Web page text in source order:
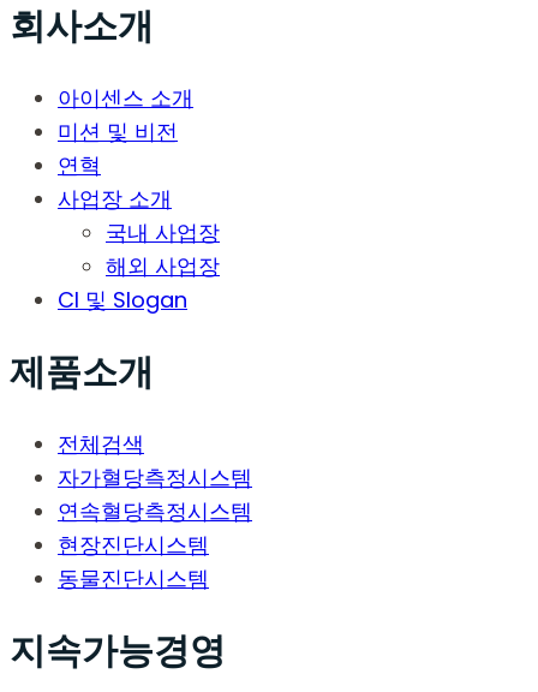
회사소개
아이센스 소개
미션 및 비전
연혁
사업장 소개
국내 사업장
해외 사업장
CI 및 Slogan
제품소개
전체검색
자가혈당측정시스템
연속혈당측정시스템
현장진단시스템
동물진단시스템
지속가능경영